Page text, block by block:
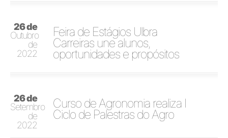
26 de
Outubro
de
2022
Feira de Estágios Ulbra
Carreiras une alunos,
oportunidades e propósitos
26 de
Setembro
de
2022
Curso de Agronomia realiza I
Ciclo de Palestras do Agro